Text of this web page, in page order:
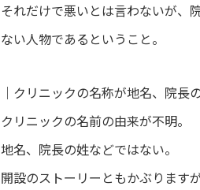
それだけで悪いとは言わないが、
ない人物であるということ。
｜クリニックの名称が地名、院長
クリニックの名前の由来が不明。
地名、院長の姓などではない。
開設のストーリーともかぶりますが